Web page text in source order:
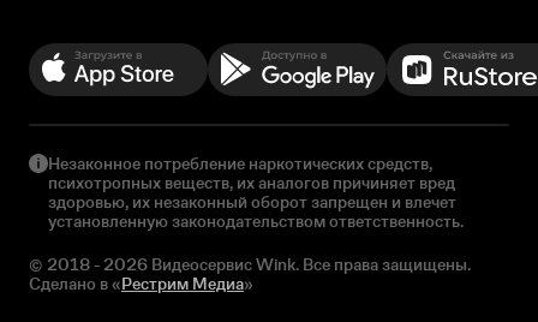
Незаконное потребление наркотических средств,
психотропных веществ, их аналогов причиняет вред
здоровью, их незаконный оборот запрещен и влечет
установленную законодательством ответственность.
© 2018 - 2026 Видеосервис Wink. Все права защищены.
Сделано в «Рестрим Медиа»